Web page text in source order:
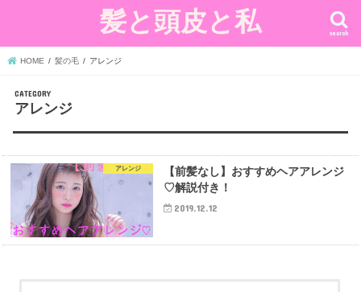
髪と頭皮と私 search
HOME 髪の毛 アレンジ
アレンジ
アレンジ
【前髪なし】おすすめヘアアレンジ
♡解説付き！
2019.12.12